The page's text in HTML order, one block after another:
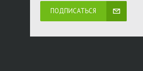
ПОДПИСАТЬСЯ